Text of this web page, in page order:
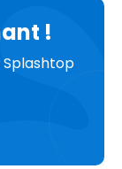
!
Splashtop